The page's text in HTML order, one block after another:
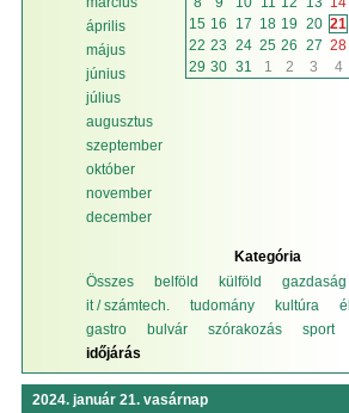
április
május
június
július
augusztus
szeptember
október
november
december
15 16 17 18 19 20 21
22 23 24 25 26 27 28
29 30 31 1 2 3 4
Kategória
Összes
belföld külföld
gazdaság
it / számtech.
tudomány kultúra
gastro
bulvár szórakozás sport
időjárás
2024. január 21. vasárnap